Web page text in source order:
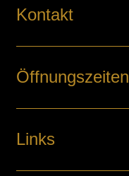
Kontakt
Öffnungszeiten
Links